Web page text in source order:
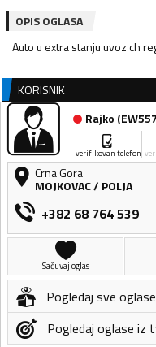
OPIS OGLASA
Auto u extra stanju uvoz ch
KORISNIK
Rajko (
verifikovan telefon
Crna Gora
MOJKOVAC/ POLJA
+382 68 764 539
Sačuvaj oglas
Pogledaj sve
Pogledaj oglase iz